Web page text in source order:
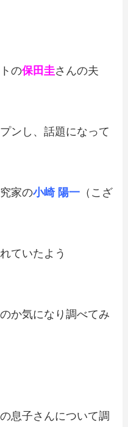
の保田圭さんの夫
ンし、話題になって
家の小崎 陽一 （こざ
ていたよう
か気になり調べてみ
息子さんについて調